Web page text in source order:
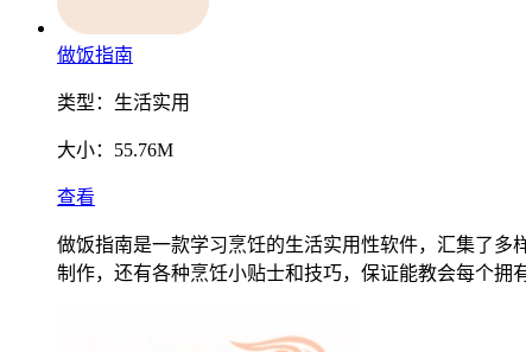
做饭指南
类型： 生活实用
大小： 55.76M
查看
做饭指南是一款学习烹饪的生活实用性软件，汇集了
制作，还有各种烹饪小贴士和技巧，保证能教会每个拥